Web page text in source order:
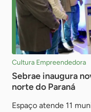
Cultura Empreendedora
Sebrae inaugura
norte do Paraná
Espaço atende 11